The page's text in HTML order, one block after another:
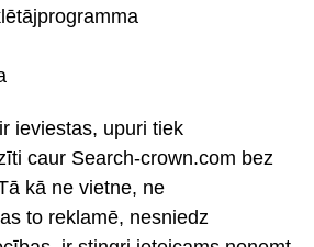
ieviestas, upuri tiek
caur Search-crown.com bez
kā ne vietne, ne
to reklamē, nesniedz